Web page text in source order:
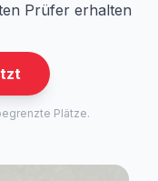
Prüfer erhalten
Plätze.